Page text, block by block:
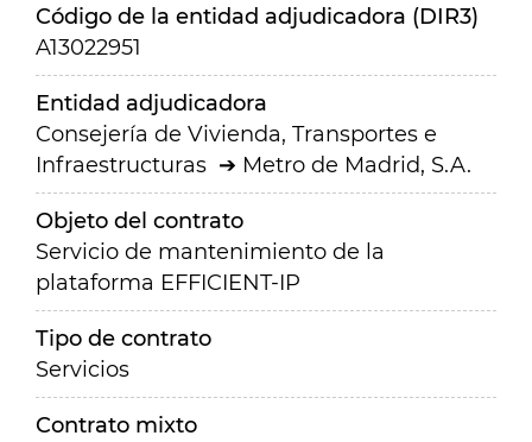
Código de la entidad adjudicadora (DIR3)
A13022951
Entidad adjudicadora
Consejería de Vivienda, Transportes e
Infraestructuras
Metro de Madrid, S.A.
Objeto del contrato
Servicio de mantenimiento de la
plataforma EFFICIENT-IP
Tipo de contrato
Servicios
Contrato mixto